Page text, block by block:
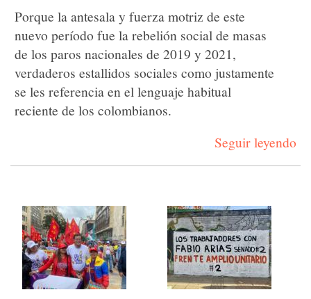
Porque la antesala y fuerza motriz de este
nuevo período fue la rebelión social de masas
de los paros nacionales de 2019 y 2021,
verdaderos estallidos sociales como justamente
se les referencia en el lenguaje habitual
reciente de los colombianos.
Seguir leyendo